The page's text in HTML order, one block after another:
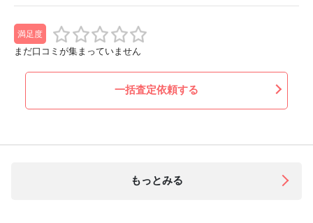
満足度
まだ口コミが集まっていません
一括査定依頼する
もっとみる